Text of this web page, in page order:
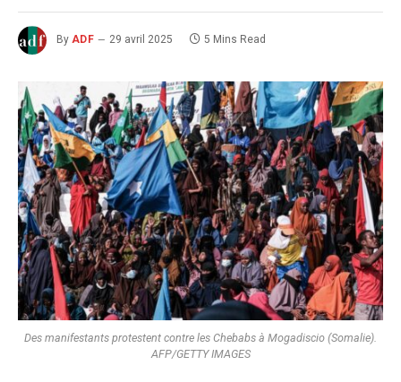
By ADF 29 avril 2025 5 Mins Read
Des manifestants protestent contre les Chebabs à Mogadiscio (Somalie).
AFP/GETTY IMAGES